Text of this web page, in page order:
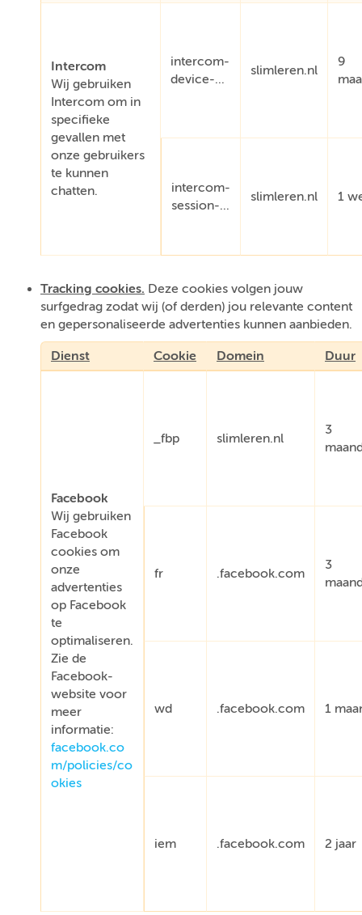
Intercom
Wij gebruiken
Intercom om in
specifieke
gevallen met
onze gebruikers
te kunnen
chatten.
intercom-
device-...
slimleren.nl
9
intercom-
session-...
slimleren.nl 1
Tracking cookies. Deze cookies volgen jouw
surfgedrag zodat wij (of derden) jou relevante content
en gepersonaliseerde advertenties kunnen aanbieden.
Dienst Cookie Domein Duur
Facebook
Wij gebruiken
Facebook
cookies om
onze
advertenties
op Facebook
te
optimaliseren.
Zie de
Facebook-
website voor
meer
informatie:
facebook.co
m/policies/co
okies
_fbp slimleren.nl
3
fr .facebook.com
3
wd .facebook.com 1
iem .facebook.com 2 jaar